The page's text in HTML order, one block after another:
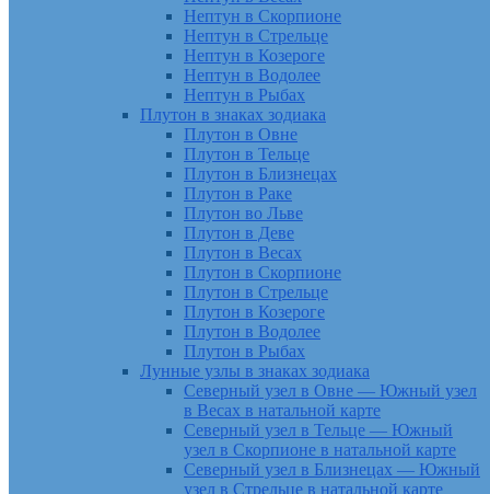
Нептун в Скорпионе
Нептун в Стрельце
Нептун в Козероге
Нептун в Водолее
Нептун в Рыбах
Плутон в знаках зодиака
Плутон в Овне
Плутон в Тельце
Плутон в Близнецах
Плутон в Раке
Плутон во Льве
Плутон в Деве
Плутон в Весах
Плутон в Скорпионе
Плутон в Стрельце
Плутон в Козероге
Плутон в Водолее
Плутон в Рыбах
Лунные узлы в знаках зодиака
Северный узел в Овне — Южный узел
в Весах в натальной карте
Северный узел в Тельце — Южный
узел в Скорпионе в натальной карте
Северный узел в Близнецах — Южный
узел в Стрельце в натальной карте